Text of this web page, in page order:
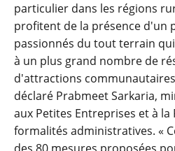
particulier dans les régions
profitent de la présence d'un
passionnés du tout terrain
à un plus grand nombre de
d'attractions
déclaré Prabmeet Sarkaria,
aux Petites Entreprises et à la
formalités administratives. «